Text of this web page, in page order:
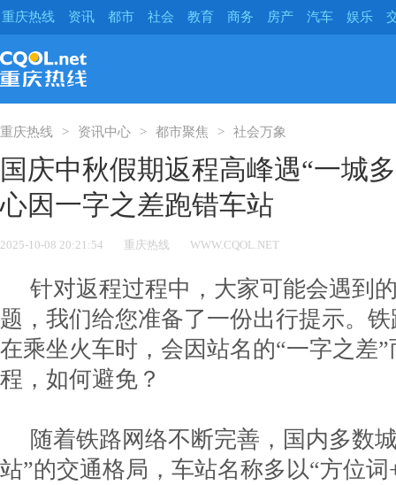
重庆热线 资讯 都市 社会 教育 商务 房产 汽车 娱乐
重庆热线 资讯中心 都市聚焦 社会万象
国庆中秋假期返程高峰遇“一城
心因一字之差跑错车站
2025-10-08 20:21:54 重庆热线 WWW.CQOL.NET
针对返程过程中，大家可能会遇到
题，我们给您准备了一份出行提示。
在乘坐火车时，会因站名的“一字之差
程，如何避免？
随着铁路网络不断完善，国内多数
站”的交通格局，车站名称多以“方位